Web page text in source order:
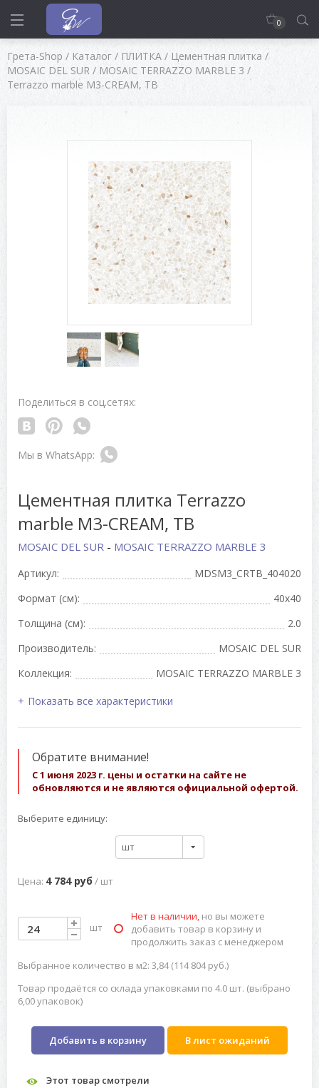
0
Грета-Shop / Каталог / ПЛИТКА / Цементная плитка /
MOSAIC DEL SUR / MOSAIC TERRAZZO MARBLE 3 /
Terrazzo marble M3-CREAM, TB
Поделиться в соц.сетях:
Цементная плитка Terrazzo
marble M3-CREAM, TB
MOSAIC DEL SUR - MOSAIC TERRAZZO MARBLE 3
Артикул:
MDSM3_CRTB_404020
Формат (см):
40x40
Толщина (см):
2.0
Производитель:
MOSAIC DEL SUR
Коллекция:
MOSAIC TERRAZZO MARBLE 3
Показать все характеристики
Обратите внимание!
С 1 июня 2023 г. цены и остатки на сайте не
обновляются и не являются официальной офертой.
Выберите единицу:
шт
Цена: 4 784 руб / шт
шт
Нет в наличии, но вы можете
добавить товар в корзину и
продолжить заказ с менеджером
Выбранное количество в м2: 3,84 (114 804 руб.)
Товар продаётся со склада упаковками по 4.0 шт. (выбрано
6,00 упаковок)
Добавить в корзину В лист ожиданий
Этот товар смотрели